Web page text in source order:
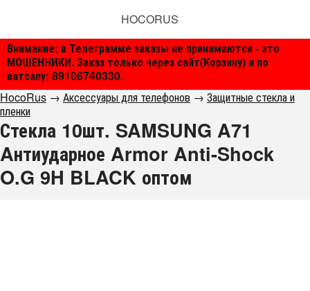
Внимание: в Телеграмме заказы не принимаются - это
МОШЕННИКИ. Заказ только через сайт(Корзину) и по
ватсапу: 89106740330.
HOCORUS
HocoRus → Аксессуары для телефонов → Защитные стекла и
пленки
Стекла 10шт. SAMSUNG A71
Aнтиударное Armor Anti-Shock
O.G 9H BLACK оптом